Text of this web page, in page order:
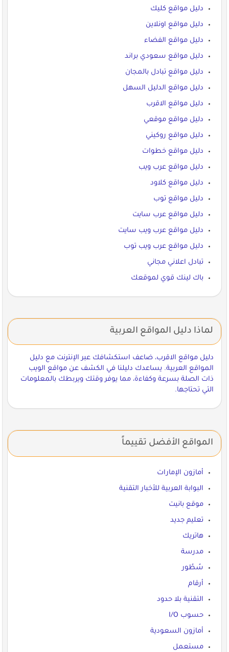
دليل مواقع كليك
دليل مواقع اونلاين
دليل مواقع الفضاء
دليل مواقع سعودي براند
دليل مواقع تبادل بالمجان
دليل مواقع الدليل السهل
دليل مواقع الاقرب
دليل مواقع موقعي
دليل مواقع روكيني
دليل مواقع خطوات
دليل مواقع عرب ويب
دليل مواقع كلاود
دليل مواقع توب
دليل مواقع عرب سايت
دليل مواقع عرب ويب سايت
دليل مواقع عرب ويب توب
تبادل اعلاني مجاني
باك لينك قوي لموقعك
لماذا دليل المواقع العربية
دليل مواقع الاقرب، ضاعف استكشافك عبر الإنترنت مع دليل
المواقع العربية. يساعدك دليلنا في الكشف عن مواقع الويب
ذات الصلة بسرعة وكفاءة، مما يوفر وقتك ويربطك بالمعلومات
التي تحتاجها.
المواقع الأفضل تقييماً
أمازون الإمارات
البوابة العربية للأخبار التقنية
موقع بانيت
تعليم جديد
هاتريك
مدرسة
سُطُور
أرقام
التقنية بلا حدود
حسوب I/O
أمازون السعودية
مستعمل